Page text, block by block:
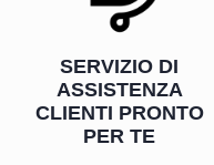
SERVIZIO DI
ASSISTENZA
CLIENTI PRONTO
PER TE